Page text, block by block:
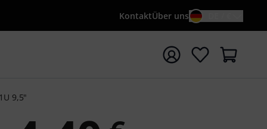
KontaktÜber uns
mit Suchwort {searchTerm} starten
9,5"